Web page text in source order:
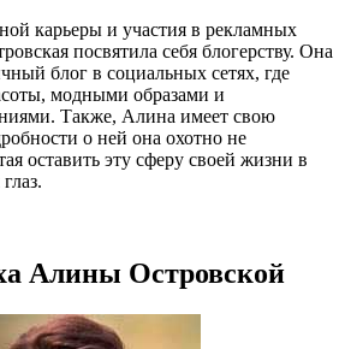
карьеры и участия в рекламных
посвятила себя блогерству. Она
блог в социальных сетях, где
модными образами и
Также, Алина имеет свою
о ней она охотно не
оставить эту сферу своей жизни в
Алины Островской